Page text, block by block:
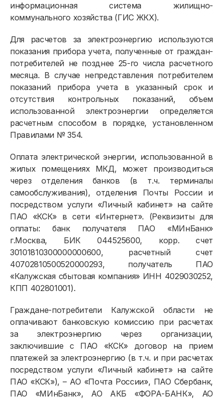
информационная система жилищно-
коммунального хозяйства (ГИС ЖКХ).
Для расчетов за электроэнергию используются
показания прибора учета, полученные от граждан-
потребителей не позднее 25-го числа расчетного
месяца. В случае непредставления потребителем
показаний прибора учета в указанный срок и
отсутствия контрольных показаний, объем
использованной электроэнергии определяется
расчетным способом в порядке, установленном
Правилами № 354.
Оплата электрической энергии, использованной в
жилых помещениях МКД, может производиться
через отделения банков (в т.ч. терминалы
самообслуживания), отделения Почты России и
посредством услуги «Личный кабинет» на сайте
ПАО «КСК» в сети «Интернет». (Реквизиты для
оплаты: банк получателя ПАО «МИнБанк»
г.Москва, БИК 044525600, корр. счет
30101810300000000600, расчетный счет
40702810500520000293, получатель ПАО
«Калужская сбытовая компания» ИНН 4029030252,
КПП 402801001).
Граждане-потребители Калужской области не
оплачивают банковскую комиссию при расчетах
за электроэнергию через организации,
заключившие с ПАО «КСК» договор на прием
платежей за электроэнергию (в т.ч. и при расчетах
посредством услуги «Личный кабинет» на сайте
ПАО «КСК»), – АО «Почта России», ПАО Сбербанк,
ПАО «МИнБанк», АО АКБ «ФОРА-БАНК», АО